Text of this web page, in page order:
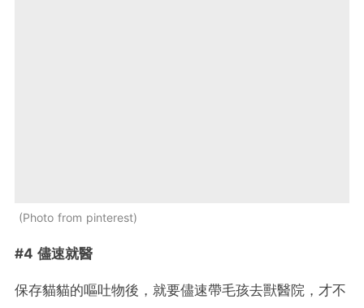
Photo from pinterest
#4 儘速就醫
保存貓貓的嘔吐物後，就要儘速帶毛孩去獸醫院，才不